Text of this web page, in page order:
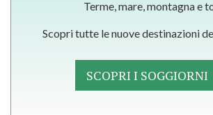
Terme, mare, montagna e
Scopri tutte le nuove destinazioni
SCOPRI I SOGGIORNI